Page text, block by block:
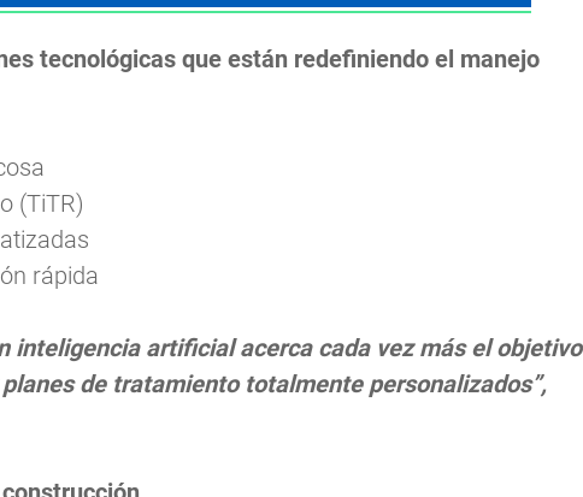
tecnológicas que están redefiniendo el manejo
(TiTR)
rápida
inteligencia artificial acerca cada vez más el objetivo
de tratamiento totalmente personalizados”,